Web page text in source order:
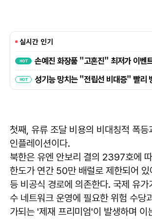
첫째, 유류 조달 비용의 비대칭적 폭등
인플레이션이다.
북한은 유엔 안보리 결의 2397호에
한도가 연간 50만 배럴로 제한되어 있
등 비공식 경로에 의존한다. 국제 유가
수 네트워크 운영에 필요한 위험 수당
가되는 '제재 프리미엄'이 발생하며 이